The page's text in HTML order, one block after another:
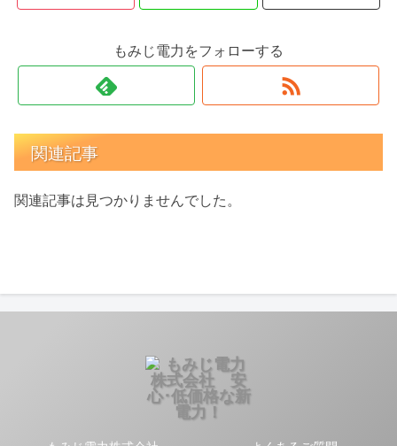
もみじ電力をフォローする
関連記事
関連記事は見つかりませんでした。